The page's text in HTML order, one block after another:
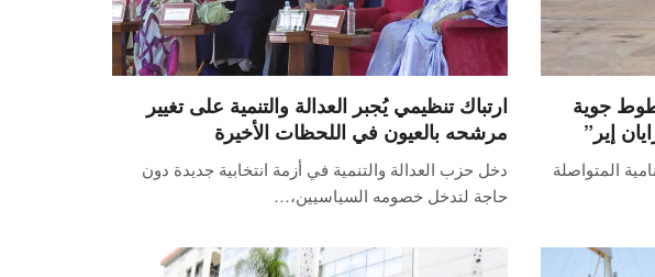
جاذبيتها السياحية بـ 5 خطوط جوية
إير”
المتواصلة
ارتباك تنظيمي يُجبر العدالة والتنمية على تغيير
مرشحه بالعيون في اللحظات الأخيرة
دخل حزب العدالة والتنمية في أزمة انتخابية جديدة دون
حاجة لتدخل خصومه السياسيين،…